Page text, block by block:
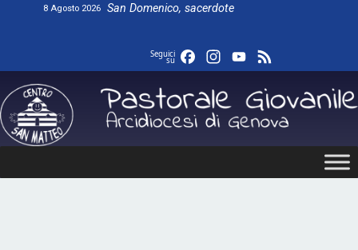
8 Agosto 2026 San Domenico, sacerdote
Seguici
su FacebookInstagram
YouTube